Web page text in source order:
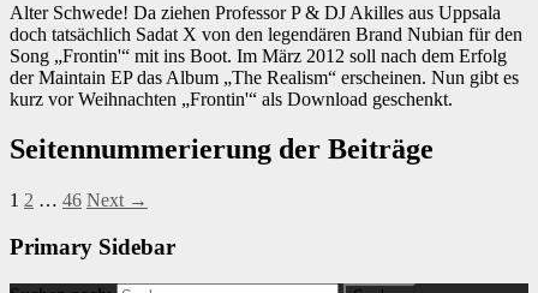
Alter Schwede! Da ziehen Professor P & DJ Akilles aus Uppsala
doch tatsächlich Sadat X von den legendären Brand Nubian für den
Song „Frontin'“ mit ins Boot. Im März 2012 soll nach dem Erfolg
der Maintain EP das Album „The Realism“ erscheinen. Nun gibt es
kurz vor Weihnachten „Frontin'“ als Download geschenkt.
Seitennummerierung der Beiträge
1 2 … 46 Next →
Primary Sidebar